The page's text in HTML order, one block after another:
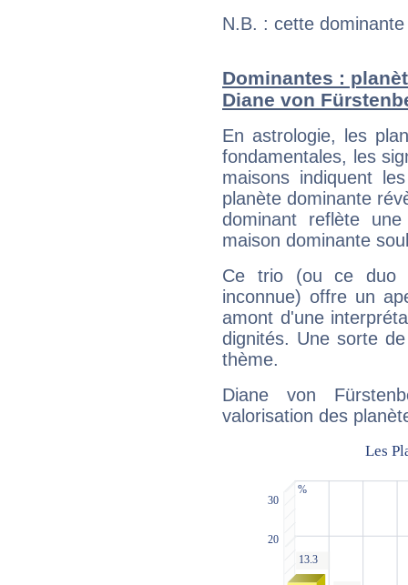
N.B. : cette
Dominantes :
Diane von
En astrologie, les
fondamentales, les
maisons indiquent
planète dominante
dominant reflète
maison dominante
Ce trio (ou ce duo
inconnue) offre un
amont d'une
dignités. Une sorte
thème.
Diane von
valorisation des